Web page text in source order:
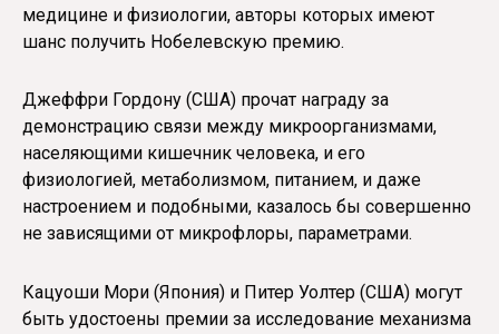
медицине и физиологии, авторы которых имеют
шанс получить Нобелевскую премию.
Джеффри Гордону (США) прочат награду за
демонстрацию связи между микроорганизмами,
населяющими кишечник человека, и его
физиологией, метаболизмом, питанием, и даже
настроением и подобными, казалось бы совершенно
не зависящими от микрофлоры, параметрами.
Кацуоши Мори (Япония) и Питер Уолтер (США) могут
быть удостоены премии за исследование механизма